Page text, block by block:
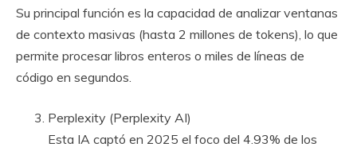
Su principal función es la capacidad de analizar ventanas
de contexto masivas (hasta 2 millones de tokens), lo que
permite procesar libros enteros o miles de líneas de
código en segundos.
Perplexity (Perplexity AI)
Esta IA captó en 2025 el foco del 4.93% de los